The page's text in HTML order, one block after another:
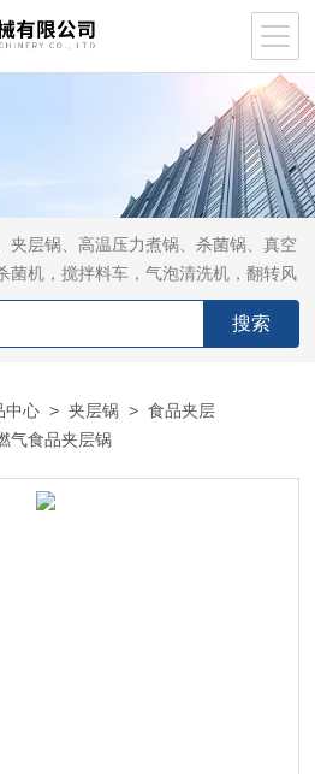
夹层锅、高温压力煮锅、杀菌锅、真空
菌机，搅拌料车，气泡清洗机，翻转风
中心 >夹层锅 >食品夹层
气食品夹层锅